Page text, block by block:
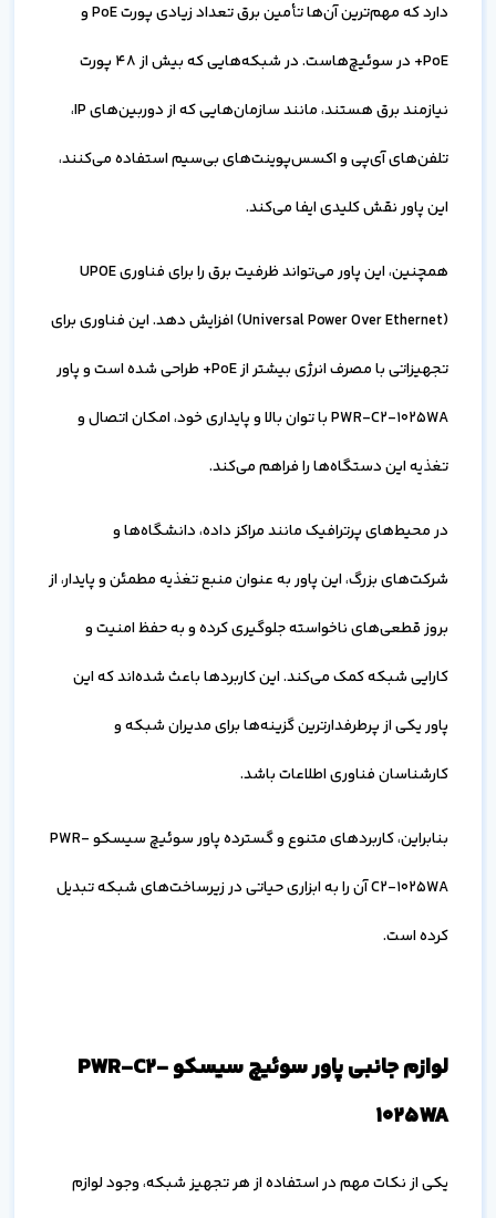
دارد که مهم‌ترین آن‌ها تأمین برق تعداد زیادی پورت PoE و
PoE+ در سوئیچ‌هاست. در شبکه‌هایی که بیش از 48 پورت
نیازمند برق هستند، مانند سازمان‌هایی که از دوربین‌های IP،
تلفن‌های آی‌پی و اکسس‌پوینت‌های بی‌سیم استفاده می‌کنند،
این پاور نقش کلیدی ایفا می‌کند.
همچنین، این پاور می‌تواند ظرفیت برق را برای فناوری UPOE
(Universal Power Over Ethernet) افزایش دهد. این فناوری برای
تجهیزاتی با مصرف انرژی بیشتر از PoE+ طراحی شده است و پاور
PWR-C2-1025WA با توان بالا و پایداری خود، امکان اتصال و
تغذیه این دستگاه‌ها را فراهم می‌کند.
در محیط‌های پرترافیک مانند مراکز داده، دانشگاه‌ها و
شرکت‌های بزرگ، این پاور به عنوان منبع تغذیه مطمئن و پایدار، از
بروز قطعی‌های ناخواسته جلوگیری کرده و به حفظ امنیت و
کارایی شبکه کمک می‌کند. این کاربردها باعث شده‌اند که این
پاور یکی از پرطرفدارترین گزینه‌ها برای مدیران شبکه و
کارشناسان فناوری اطلاعات باشد.
بنابراین، کاربردهای متنوع و گسترده پاور سوئیچ سیسکو PWR-
C2-1025WA آن را به ابزاری حیاتی در زیرساخت‌های شبکه تبدیل
کرده است.
لوازم جانبی پاور سوئیچ سیسکو PWR-C2-
1025WA
یکی از نکات مهم در استفاده از هر تجهیز شبکه، وجود لوازم